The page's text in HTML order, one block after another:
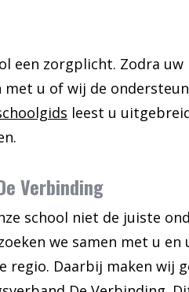
een zorgplicht. Zodra
met u of wij de
leest u
Verbinding
school niet de juiste
we samen met u en
regio. Daarbij maken wij